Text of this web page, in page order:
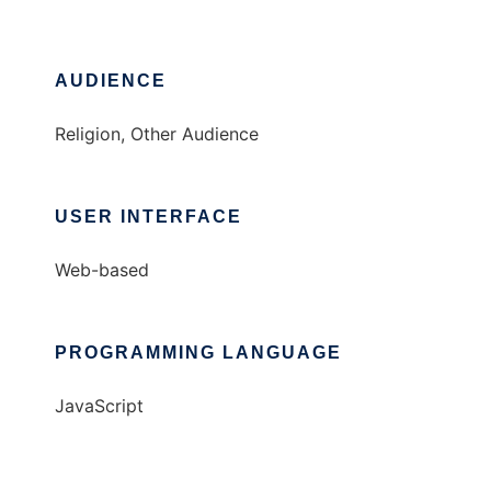
AUDIENCE
Religion, Other Audience
USER INTERFACE
Web-based
PROGRAMMING LANGUAGE
JavaScript